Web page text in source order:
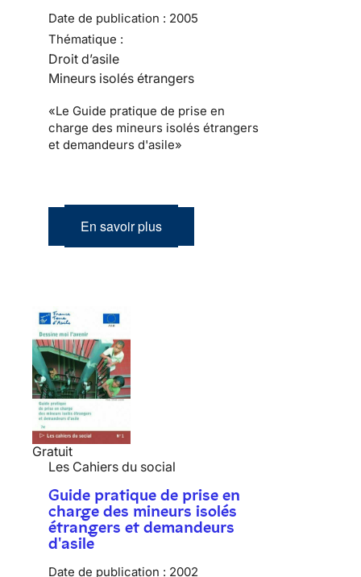
Date de publication : 2005
Thématique :
Droit d’asile
Mineurs isolés étrangers
«Le Guide pratique de prise en
charge des mineurs isolés étrangers
et demandeurs d'asile»
En savoir plus
Gratuit
Les Cahiers du social
Guide pratique de prise en
charge des mineurs isolés
étrangers et demandeurs
d'asile
Date de publication : 2002